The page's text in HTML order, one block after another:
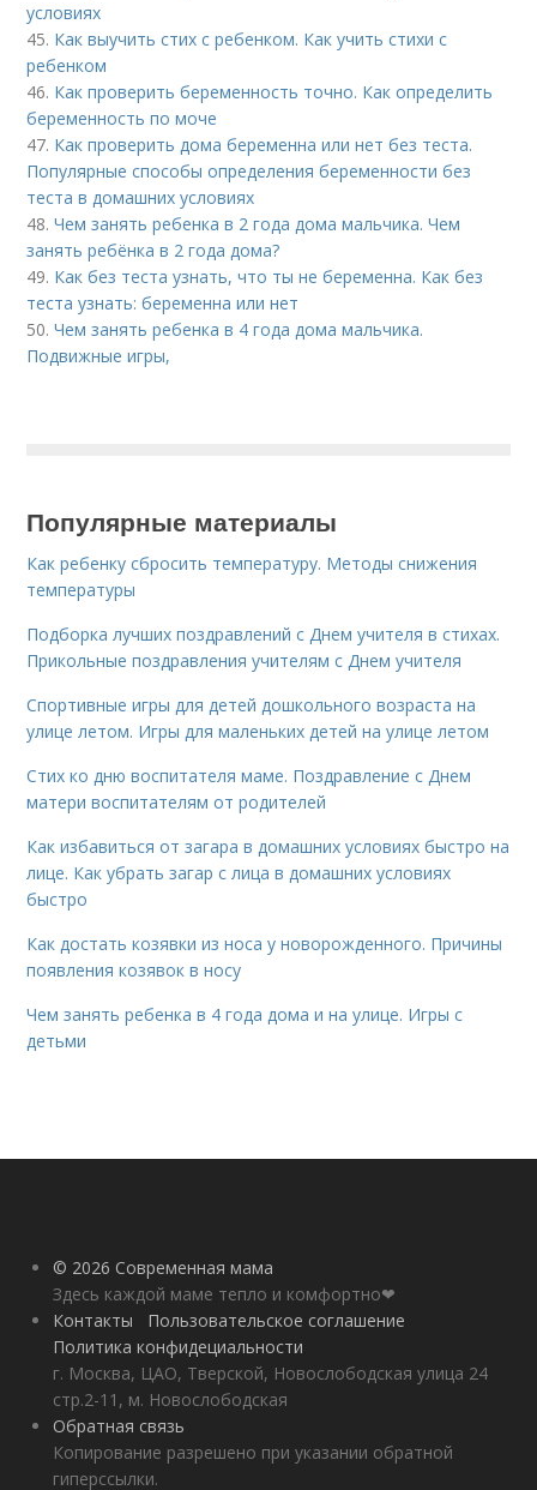
условиях
45. Как выучить стих с ребенком. Как учить стихи с
ребенком
46. Как проверить беременность точно. Как определить
беременность по моче
47. Как проверить дома беременна или нет без теста.
Популярные способы определения беременности без
теста в домашних условиях
48.Чем занять ребенка в 2 года дома мальчика. Чем
занять ребёнка в 2 года дома?
49. Как без теста узнать, что ты не беременна. Как без
теста узнать: беременна или нет
50.Чем занять ребенка в 4 года дома мальчика.
Подвижные игры,
Популярные материалы
Как ребенку сбросить температуру. Методы снижения
температуры
Подборка лучших поздравлений с Днем учителя в стихах.
Прикольные поздравления учителям с Днем учителя
Спортивные игры для детей дошкольного возраста на
улице летом. Игры для маленьких детей на улице летом
Стих ко дню воспитателя маме. Поздравление с Днем
матери воспитателям от родителей
Как избавиться от загара в домашних условиях быстро на
лице. Как убрать загар с лица в домашних условиях
быстро
Как достать козявки из носа у новорожденного. Причины
появления козявок в носу
Чем занять ребенка в 4 года дома и на улице. Игры с
детьми
© 2026 Современная мама
Здесь каждой маме тепло и комфортно❤
Контакты
Пользовательское соглашение
Политика конфидециальности
г. Москва, ЦАО, Тверской, Новослободская улица 24
стр.2-11, м. Новослободская
Обратная связь
Копирование разрешено при указании обратной
гиперссылки.